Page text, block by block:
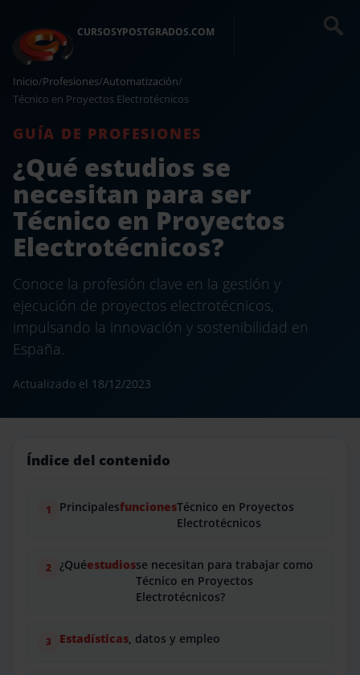
CURSOSYPOSTGRADOS.COM
Inicio/Profesiones/Automatización/
Técnico en Proyectos Electrotécnicos
GUÍA DE PROFESIONES
¿Qué estudios se
necesitan para ser
Técnico en Proyectos
Electrotécnicos?
Conoce la profesión clave en la gestión y
ejecución de proyectos electrotécnicos,
impulsando la innovación y sostenibilidad en
España.
Actualizado el 18/12/2023
Índice del contenido
PrincipalesfuncionesTécnico en Proyectos
Electrotécnicos
¿Quéestudiosse necesitan para trabajar como
Técnico en Proyectos
Electrotécnicos?
Estadísticas, datos y empleo